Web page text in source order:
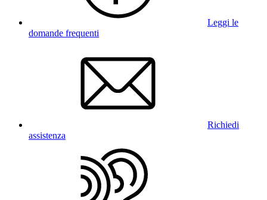
Leggi le
domande frequenti
Richiedi
assistenza